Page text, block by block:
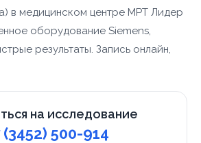
в медицинском центре МРТ Лидер
оборудование Siemens,
результаты. Запись онлайн,
на исследование
(3452) 500-914